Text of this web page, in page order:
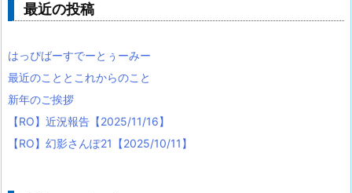
最近の投稿
はっぴばーすでーとぅーみー
最近のこととこれからのこと
新年のご挨拶
【RO】近況報告【2025/11/16】
【RO】幻影さんぽ21【2025/10/11】